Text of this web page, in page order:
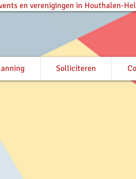
en verenigingen in Houthalen-
Solliciteren